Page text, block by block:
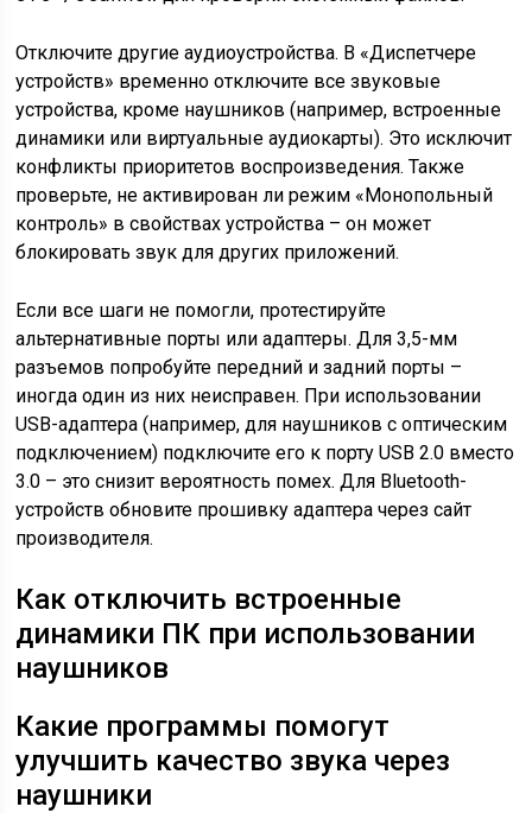
Отключите другие аудиоустройства. В «Диспетчере
устройств» временно отключите все звуковые
устройства, кроме наушников (например, встроенные
динамики или виртуальные аудиокарты). Это исключит
конфликты приоритетов воспроизведения. Также
проверьте, не активирован ли режим «Монопольный
контроль» в свойствах устройства – он может
блокировать звук для других приложений.
Если все шаги не помогли, протестируйте
альтернативные порты или адаптеры. Для 3,5-мм
разъемов попробуйте передний и задний порты –
иногда один из них неисправен. При использовании
USB-адаптера (например, для наушников с оптическим
подключением) подключите его к порту USB 2.0 вместо
3.0 – это снизит вероятность помех. Для Bluetooth-
устройств обновите прошивку адаптера через сайт
производителя.
Как отключить встроенные
динамики ПК при использовании
наушников
Какие программы помогут
улучшить качество звука через
наушники